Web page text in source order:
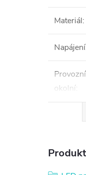
Materiál:
Napájení
okolní: